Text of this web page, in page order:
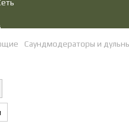
Саундмодераторы и